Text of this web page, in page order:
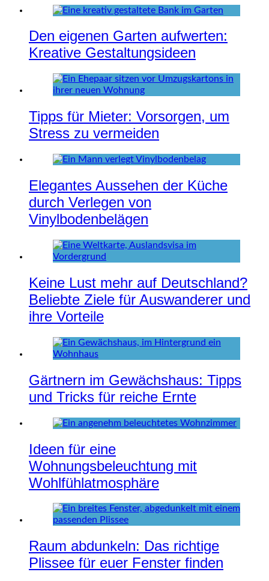
Den eigenen Garten aufwerten:
Kreative Gestaltungsideen
Tipps für Mieter: Vorsorgen, um
Stress zu vermeiden
Elegantes Aussehen der Küche
durch Verlegen von
Vinylbodenbelägen
Keine Lust mehr auf Deutschland?
Beliebte Ziele für Auswanderer und
ihre Vorteile
Gärtnern im Gewächshaus: Tipps
und Tricks für reiche Ernte
Ideen für eine
Wohnungsbeleuchtung mit
Wohlfühlatmosphäre
Raum abdunkeln: Das richtige
Plissee für euer Fenster finden